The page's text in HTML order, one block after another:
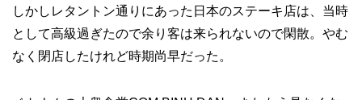
しかしレタントン通りにあった日本のステーキ店は、当時
として高級過ぎたので余り客は来られないので閑散。やむ
なく閉店したけれど時期尚早だった。